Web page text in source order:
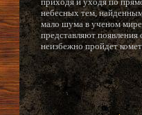
небесных тем,
мало шума в ученом
представляют
неизбежно пройдет